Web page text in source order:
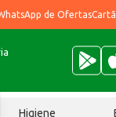
de Ofertas
Higiene